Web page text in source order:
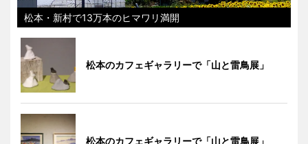
松本・新村で13万本のヒマワリ満開
松本のカフェギャラリーで「山と雷鳥展」
松本のカフェギャラリーで「山と雷鳥展」